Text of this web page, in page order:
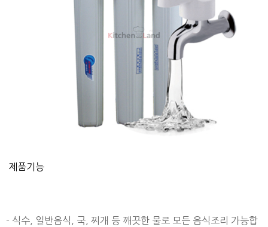
제품기능
- 식수, 일반음식, 국, 찌개 등 깨끗한 물로 모든 음식조리 가능합